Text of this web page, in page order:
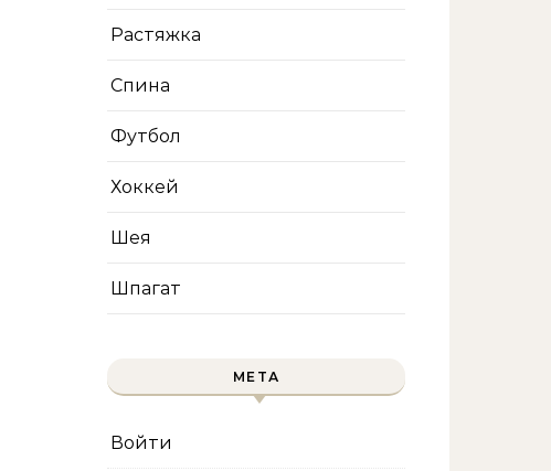
Растяжка
Спина
Футбол
Хоккей
Шея
Шпагат
МЕТА
Войти